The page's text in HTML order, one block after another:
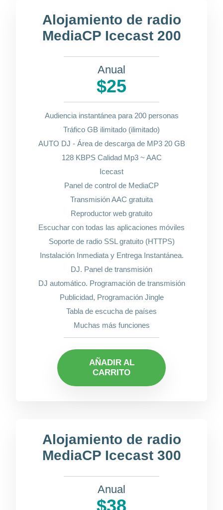
Alojamiento de radio
MediaCP Icecast 200
Anual
$25
Audiencia instantánea para 200 personas
Tráfico GB ilimitado (ilimitado)
AUTO DJ - Área de descarga de MP3 20 GB
128 KBPS Calidad Mp3 ~ AAC
Icecast
Panel de control de MediaCP
Transmisión AAC gratuita
Reproductor web gratuito
Escuchar con todas las aplicaciones móviles
Soporte de radio SSL gratuito (HTTPS)
Instalación Inmediata y Entrega Instantánea.
DJ. Panel de transmisión
DJ automático. Programación de transmisión
Publicidad, Programación Jingle
Tabla de escucha de países
Muchas más funciones
AÑADIR AL
CARRITO
Alojamiento de radio
MediaCP Icecast 300
Anual
$38